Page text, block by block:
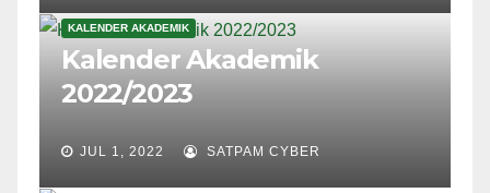
KALENDER AKADEMIK
Kalender Akademik
2022/2023
JUL 1, 2022 SATPAM CYBER